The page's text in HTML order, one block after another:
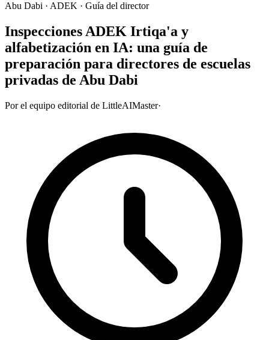
Abu Dabi · ADEK · Guía del director
Inspecciones ADEK Irtiqa'a y
alfabetización en IA: una guía de
preparación para directores de escuelas
privadas de Abu Dabi
Por el equipo editorial de LittleAIMaster·